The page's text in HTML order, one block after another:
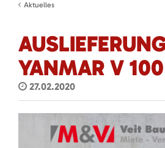
Aktuelles
YANMAR V
27.02.2020